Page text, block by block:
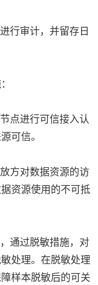
行审计，并留存日
点进行可信接入认
可信。
方对数据资源的访
资源使用的不可抵
通过脱敏措施，对
处理。在脱敏处理
样本脱敏后的可关